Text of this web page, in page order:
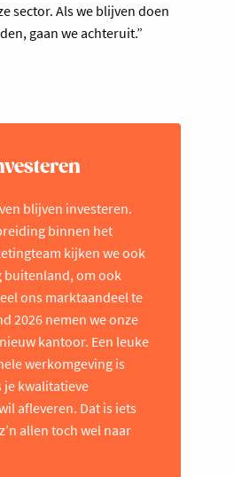
sector. Als we blijven doen
gaan we achteruit.”
blijven investeren.
binnen het
kijken we ook
buitenland, om ook
ons marktaandeel te
2026 nemen we onze
kantoor. Een leuke
werkomgeving is
je kwalitatieve
afleveren. Dat is iets
allen toch wel naar